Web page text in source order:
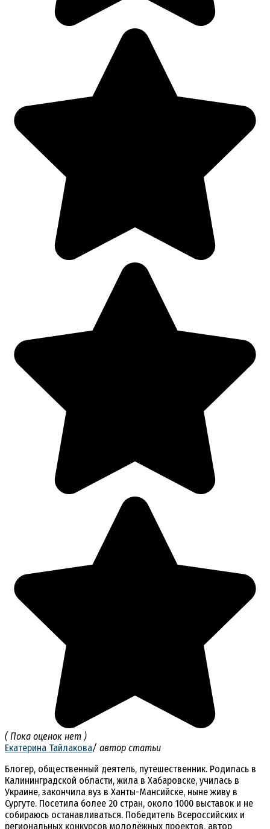
( Пока оценок нет )
Екатерина Тайлакова/ автор статьи
Блогер, общественный деятель, путешественник. Родилась в
Калининградской области, жила в Хабаровске, училась в
Украине, закончила вуз в Ханты-Мансийске, ныне живу в
Сургуте. Посетила более 20 стран, около 1000 выставок и не
собираюсь останавливаться. Победитель Всероссийских и
региональных конкурсов молодёжных проектов, автор